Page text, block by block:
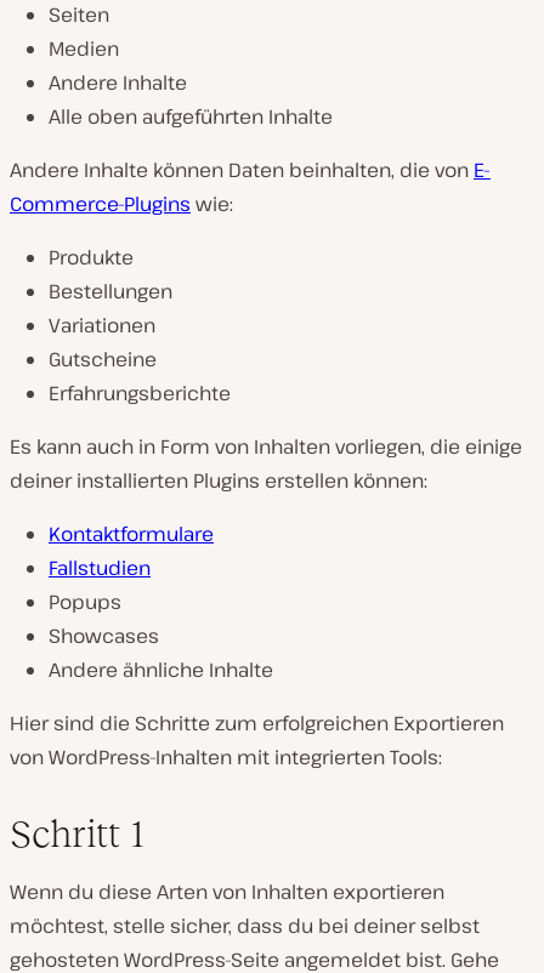
Seiten
Medien
Andere Inhalte
Alle oben aufgeführten Inhalte
Andere Inhalte können Daten beinhalten, die von E-
Commerce-Plugins wie:
Produkte
Bestellungen
Variationen
Gutscheine
Erfahrungsberichte
Es kann auch in Form von Inhalten vorliegen, die einige
deiner installierten Plugins erstellen können:
Kontaktformulare
Fallstudien
Popups
Showcases
Andere ähnliche Inhalte
Hier sind die Schritte zum erfolgreichen Exportieren
von WordPress-Inhalten mit integrierten Tools:
Schritt 1
Wenn du diese Arten von Inhalten exportieren
möchtest, stelle sicher, dass du bei deiner selbst
gehosteten WordPress-Seite angemeldet bist. Gehe